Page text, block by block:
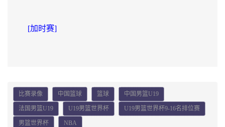
[加时赛]
比赛录像 中国篮球 篮球 中国男篮U19
法国男篮U19 U19男篮世界杯 U19男篮世界杯9-16名排位赛
男篮世界杯 NBA